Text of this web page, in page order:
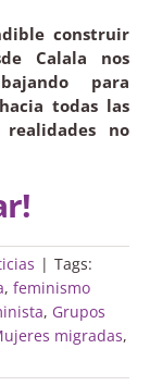
construir
Calala nos
para
todas las
no
| Tags:
, feminismo
, Grupos
migradas,